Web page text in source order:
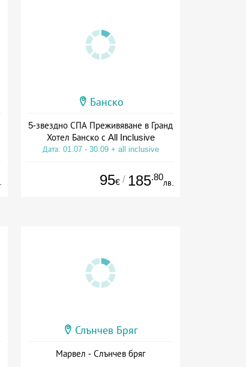
Банско
5-звездно СПА Преживяване в Гранд
Хотел Банско с All Inclusive
Дата: 01.07 - 30.09 + all inclusive
95€ / 185.80
лв.
Слънчев Бряг
Марвел - Слънчев бряг